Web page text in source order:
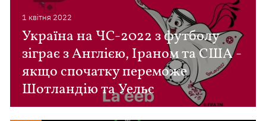
1 квiтня 2022
Україна на ЧС-2022 з футболу
зіграє з Англією, Іраном та США -
якщо спочатку переможе
Шотландію та Уельс